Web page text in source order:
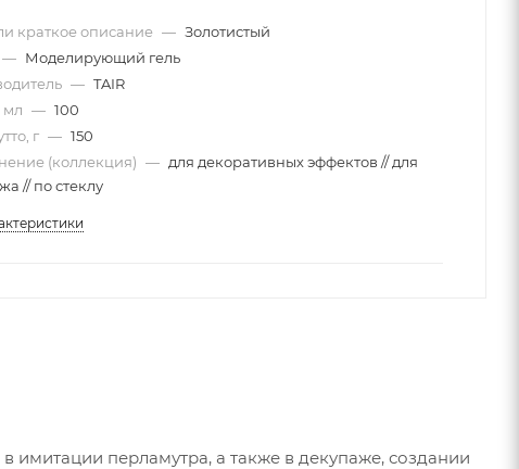
краткое описание — Золотистый
— Моделирующий гель
— TAIR
мл — 100
г — 150
(коллекция) — для декоративных эффектов // для
// по стеклу
имитации перламутра, а также в декупаже, создании